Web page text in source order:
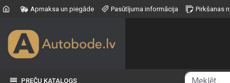
Apmaksa un piegāde Pasūtījuma informācija Pirkšanas
PREČU KATALOGS